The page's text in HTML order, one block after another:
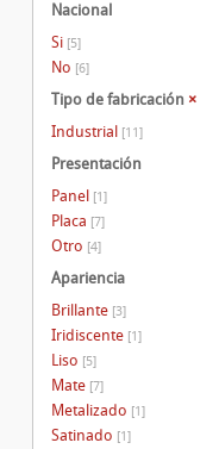
Nacional
Si [5]
No [6]
Tipo de fabricación ×
Industrial [11]
Presentación
Panel [1]
Placa [7]
Otro [4]
Apariencia
Brillante [3]
Iridiscente [1]
Liso [5]
Mate [7]
Metalizado [1]
Satinado [1]